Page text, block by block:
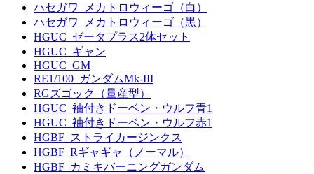
ハセガワ_メカトロウィーゴ（白）
ハセガワ_メカトロウィーゴ（黒）
HGUC_ゼータプラス2体セット
HGUC_ギャン
HGUC_GM
RE1/100_ガンダムMk-III
RGズゴック（量産型）
HGUC_袖付きドーベン・ウルフ青1
HGUC_袖付きドーベン・ウルフ赤1
HGBF_ストライカージンクス
HGBF_Rギャギャ（ノーマル）
HGBF_カミキバーニングガンダム